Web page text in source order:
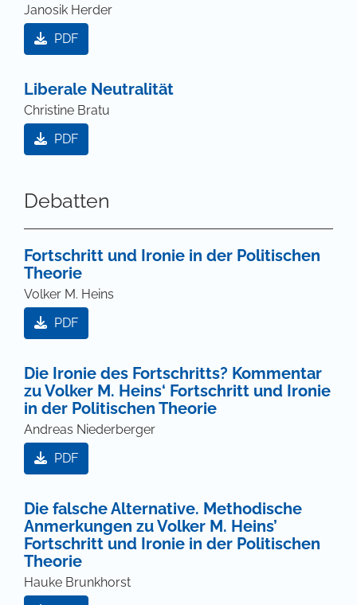
Janosik Herder
PDF
Liberale Neutralität
Christine Bratu
PDF
Debatten
Fortschritt und Ironie in der Politischen
Theorie
Volker M. Heins
PDF
Die Ironie des Fortschritts? Kommentar
zu Volker M. Heins‘ Fortschritt und Ironie
in der Politischen Theorie
Andreas Niederberger
PDF
Die falsche Alternative. Methodische
Anmerkungen zu Volker M. Heins’
Fortschritt und Ironie in der Politischen
Theorie
Hauke Brunkhorst